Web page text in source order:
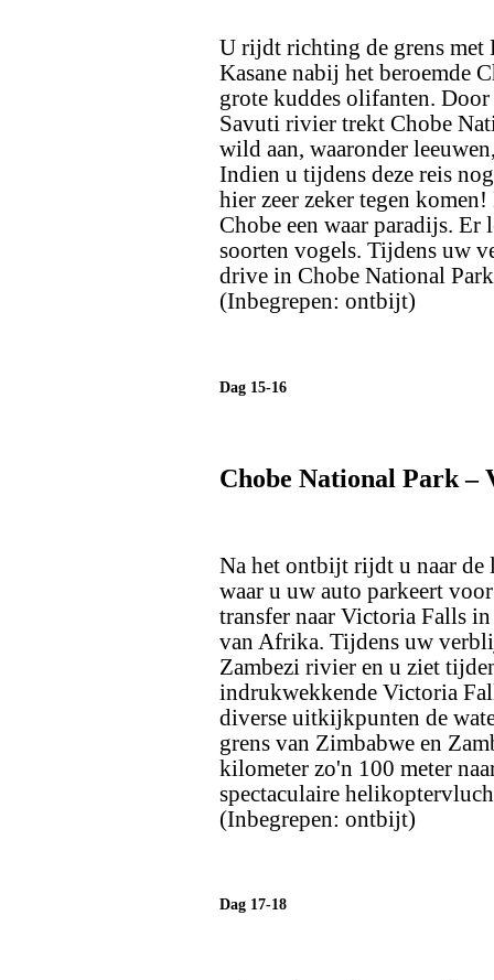
U rijdt richting de grens met
Kasane nabij het beroemde
grote kuddes olifanten.
Savuti rivier trekt Chobe
wild aan, waaronder
Indien u tijdens deze reis
hier zeer zeker tegen
Chobe een waar paradijs.
soorten vogels. Tijdens uw
drive in Chobe National
(Inbegrepen: ontbijt)
Dag 15-16
Chobe National Park –
Na het ontbijt rijdt u naar de
waar u uw auto parkeert
transfer naar Victoria Falls
van Afrika. Tijdens uw
Zambezi rivier en u ziet
indrukwekkende Victoria
diverse uitkijkpunten de
grens van Zimbabwe en
kilometer zo'n 100 meter
spectaculaire
(Inbegrepen: ontbijt)
Dag 17-18